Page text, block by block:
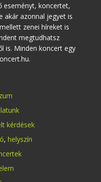
eseményt, koncertet,
akár azonnal jegyet is
zenei híreket is
megtudhatsz
is. Minden koncert egy
kérdések
, helyszín